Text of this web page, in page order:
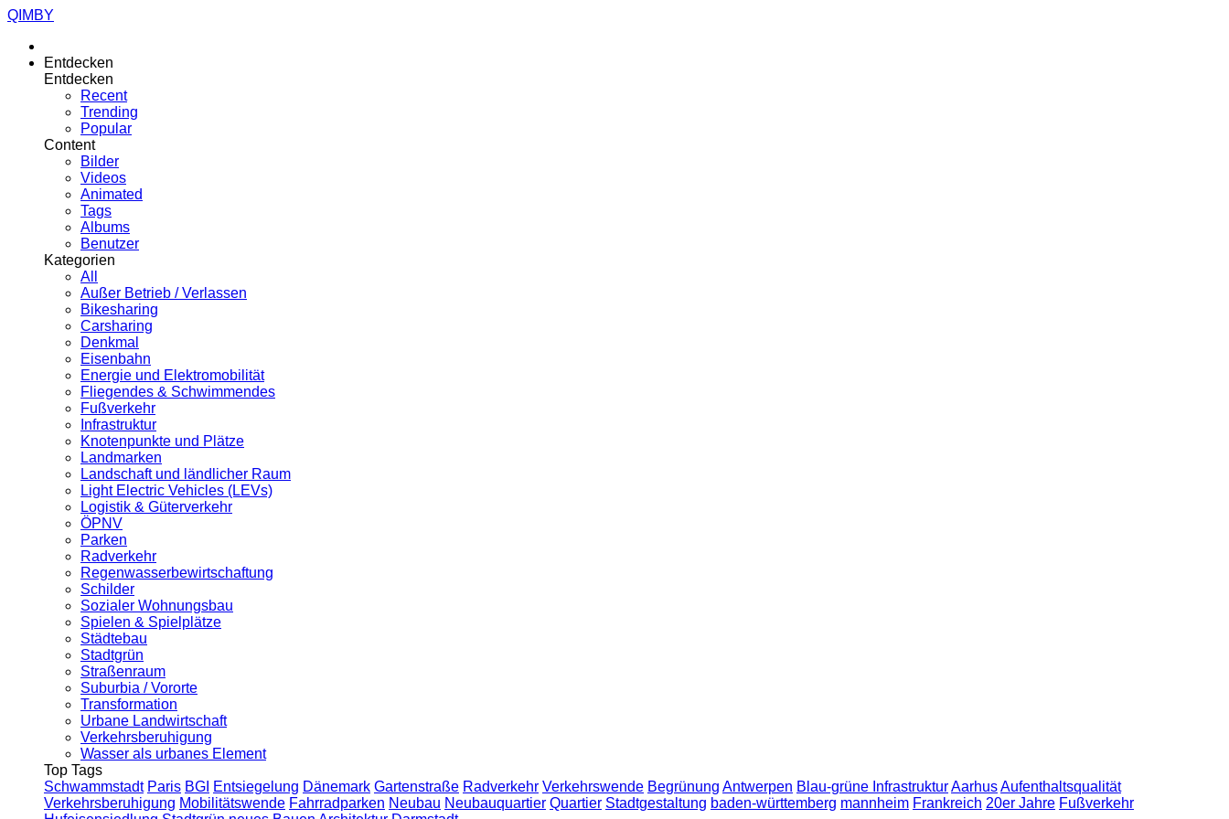
QIMBY
Entdecken
Entdecken
Recent
Trending
Popular
Content
Bilder
Videos
Animated
Tags
Albums
Benutzer
Kategorien
All
Außer Betrieb / Verlassen
Bikesharing
Carsharing
Denkmal
Eisenbahn
Energie und Elektromobilität
Fliegendes & Schwimmendes
Fußverkehr
Infrastruktur
Knotenpunkte und Plätze
Landmarken
Landschaft und ländlicher Raum
Light Electric Vehicles (LEVs)
Logistik & Güterverkehr
ÖPNV
Parken
Radverkehr
Regenwasserbewirtschaftung
Schilder
Sozialer Wohnungsbau
Spielen & Spielplätze
Städtebau
Stadtgrün
Straßenraum
Suburbia / Vororte
Transformation
Urbane Landwirtschaft
Verkehrsberuhigung
Wasser als urbanes Element
Top Tags
Schwammstadt Paris BGI Entsiegelung Dänemark Gartenstraße Radverkehr Verkehrswende Begrünung Antwerpen Blau-grüne InfrastrukturAarhusAufenthaltsqualität
Verkehrsberuhigung Mobilitätswende Fahrradparken Neubau Neubauquartier Quartier Stadtgestaltung baden-württemberg mannheim Frankreich 20er Jahre Fußverkehr